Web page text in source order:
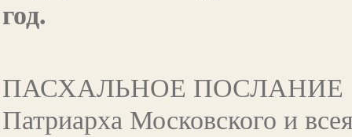
год.
ПАСХАЛЬНОЕ ПОСЛАНИЕ
Патриарха Московского и